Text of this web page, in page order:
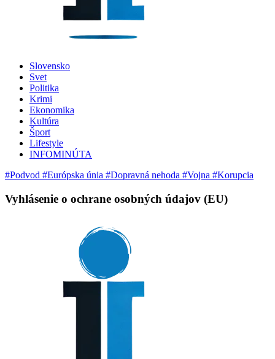
Slovensko
Svet
Politika
Krimi
Ekonomika
Kultúra
Šport
Lifestyle
INFOMINÚTA
#Podvod #Európska únia #Dopravná nehoda #Vojna #Korupcia
Vyhlásenie o ochrane osobných údajov (EU)